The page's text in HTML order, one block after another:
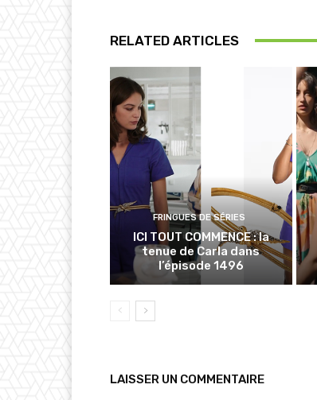
RELATED ARTICLES
FRINGUES DE SÉRIES
ICI TOUT COMMENCE : la
tenue de Carla dans
l’épisode 1496
LAISSER UN COMMENTAIRE